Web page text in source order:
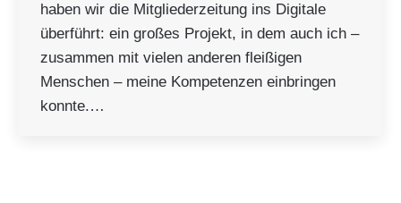
haben wir die Mitgliederzeitung ins Digitale
überführt: ein großes Projekt, in dem auch ich –
zusammen mit vielen anderen fleißigen
Menschen – meine Kompetenzen einbringen
konnte.…